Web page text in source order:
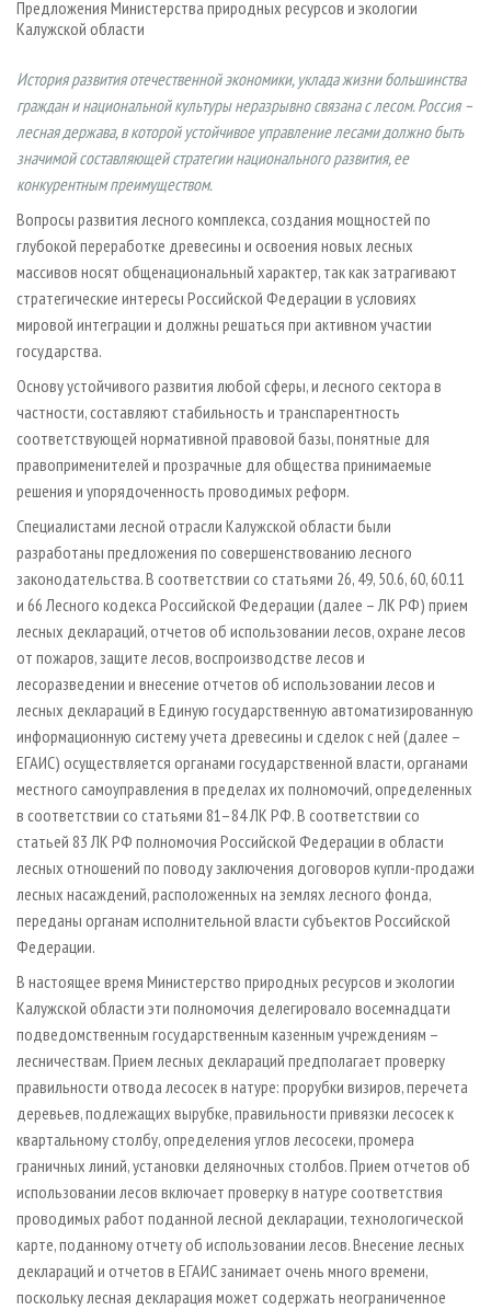
СУШКА ДРЕВЕСИНЫ
ДЕРЕВЯННОЕ ДОМОСТРОЕНИЕ
ПРОИЗВОДСТВО МЕБЕЛИ
БИОЭНЕРГЕТИКА
ЦБП
ИНСТРУМЕНТ И МАТЕРИАЛЫ
ПЕРСОНЫ
ОФИЦИАЛЬНЫЕ ДЕЛЕГАЦИИ
ПРИОРИТЕТНЫЕ ИНВЕСТПРОЕКТЫ
RUSSIAN FORESTRY REVIEW
ГАЗЕТА ЛЕСПРОМФОРУМ
БИБЛИОТЕКА СПЕЦИАЛИСТА
КОНТАКТЫ
РЕКЛАМА
Предложения Министерства природных ресурсов и экологии
Калужской области
История развития отечественной экономики, уклада жизни большинства
граждан и национальной культуры неразрывно связана с лесом. Россия –
лесная держава, в которой устойчивое управление лесами должно быть
значимой составляющей стратегии национального развития, ее
конкурентным преимуществом.
Вопросы развития лесного комплекса, создания мощностей по
глубокой переработке древесины и освоения новых лесных
массивов носят общенациональный характер, так как затрагивают
стратегические интересы Российской Федерации в условиях
мировой интеграции и должны решаться при активном участии
государства.
Основу устойчивого развития любой сферы, и лесного сектора в
частности, составляют стабильность и транспарентность
соответствующей нормативной правовой базы, понятные для
правоприменителей и прозрачные для общества принимаемые
решения и упорядоченность проводимых реформ.
Специалистами лесной отрасли Калужской области были
разработаны предложения по совершенствованию лесного
законодательства. В соответствии со статьями 26, 49, 50.6, 60, 60.11
и 66 Лесного кодекса Российской Федерации (далее – ЛК РФ) прием
лесных деклараций, отчетов об использовании лесов, охране лесов
от пожаров, защите лесов, воспроизводстве лесов и
лесоразведении и внесение отчетов об использовании лесов и
лесных деклараций в Единую государственную автоматизированную
информационную систему учета древесины и сделок с ней (далее –
ЕГАИС) осуществляется органами государственной власти, органами
местного самоуправления в пределах их полномочий, определенных
в соответствии со статьями 81–84 ЛК РФ. В соответствии со
статьей 83 ЛК РФ полномочия Российской Федерации в области
лесных отношений по поводу заключения договоров купли-продажи
лесных насаждений, расположенных на землях лесного фонда,
переданы органам исполнительной власти субъектов Российской
Федерации.
В настоящее время Министерство природных ресурсов и экологии
Калужской области эти полномочия делегировало восемнадцати
подведомственным государственным казенным учреждениям –
лесничествам. Прием лесных деклараций предполагает проверку
правильности отвода лесосек в натуре: прорубки визиров, перечета
деревьев, подлежащих вырубке, правильности привязки лесосек к
квартальному столбу, определения углов лесосеки, промера
граничных линий, установки деляночных столбов. Прием отчетов об
использовании лесов включает проверку в натуре соответствия
проводимых работ поданной лесной декларации, технологической
карте, поданному отчету об использовании лесов. Внесение лесных
деклараций и отчетов в ЕГАИС занимает очень много времени,
поскольку лесная декларация может содержать неограниченное